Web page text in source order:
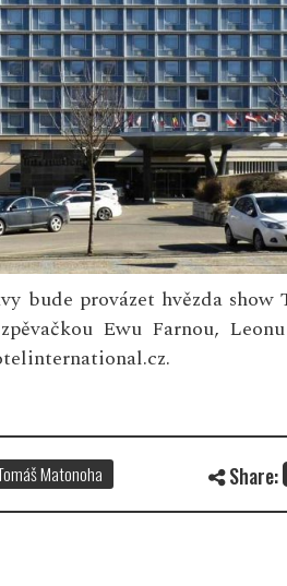
bude provázet hvězda show
Ewu Farnou,
Matonoha Share: